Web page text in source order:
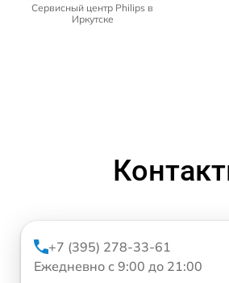
Сервисный центр Philips в
Иркутске
+7 (395) 278-33-61
Ежедневно с 9:00 до 21:00